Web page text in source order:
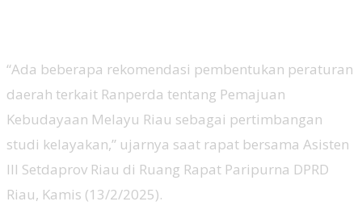
“Ada beberapa rekomendasi pembentukan peraturan
daerah terkait Ranperda tentang Pemajuan
Kebudayaan Melayu Riau sebagai pertimbangan
studi kelayakan,” ujarnya saat rapat bersama Asisten
III Setdaprov Riau di Ruang Rapat Paripurna DPRD
Riau, Kamis (13/2/2025).